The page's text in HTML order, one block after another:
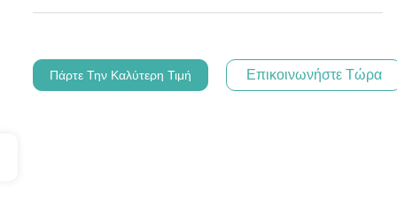
Πάρτε Την Καλύτερη Τιμή Επικοινωνήστε Τώρα